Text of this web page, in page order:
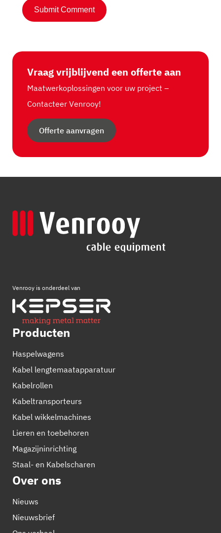
Vraag vrijblijvend een offerte aan
Maatwerkoplossingen voor uw project –
Contacteer Venrooy!
Offerte aanvragen
Venrooy is onderdeel van
Producten
Haspelwagens
Kabel lengtemaatapparatuur
Kabelrollen
Kabeltransporteurs
Kabel wikkelmachines
Lieren en toebehoren
Magazijninrichting
Staal- en Kabelscharen
Over ons
Nieuws
Nieuwsbrief